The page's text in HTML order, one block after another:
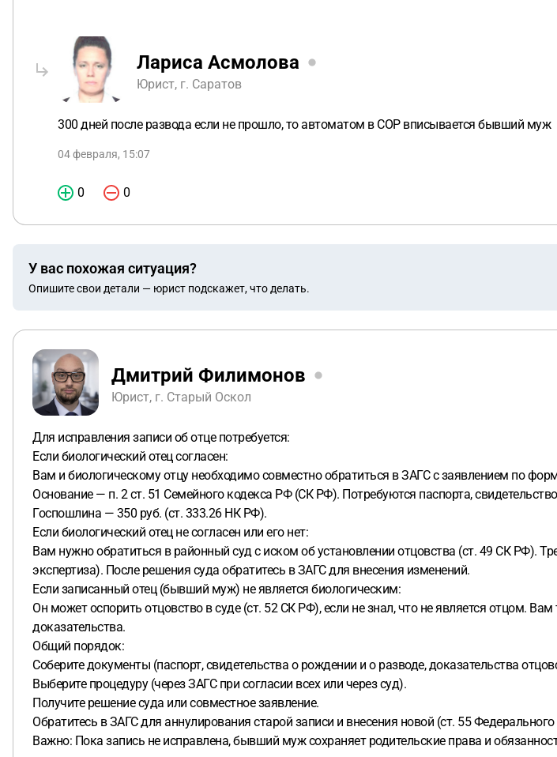
Лариса Асмолова
Юрист, г. Саратов
300 дней после развода если не прошло, то автоматом в СОР вписывается бывший муж
04 февраля, 15:07
0 0
У вас похожая ситуация?
Опишите свои детали — юрист подскажет, что делать.
Дмитрий Филимонов
Юрист, г. Старый Оскол
Для исправления записи об отце потребуется:
Если биологический отец согласен:
Вам и биологическому отцу необходимо совместно обратиться в ЗАГС с заявлением по
Основание — п. 2 ст. 51 Семейного кодекса РФ (СК РФ). Потребуются паспорта,
Госпошлина — 350 руб. (ст. 333.26 НК РФ).
Если биологический отец не согласен или его нет:
Вам нужно обратиться в районный суд с иском об установлении отцовства (ст. 49 СК РФ).
экспертиза). После решения суда обратитесь в ЗАГС для внесения изменений.
Если записанный отец (бывший муж) не является биологическим:
Он может оспорить отцовство в суде (ст. 52 СК РФ), если не знал, что не является отцом.
доказательства.
Общий порядок:
Соберите документы (паспорт, свидетельства о рождении и о разводе, доказательства
Выберите процедуру (через ЗАГС при согласии всех или через суд).
Получите решение суда или совместное заявление.
Обратитесь в ЗАГС для аннулирования старой записи и внесения новой (ст. 55
Важно: Пока запись не исправлена, бывший муж сохраняет родительские права и